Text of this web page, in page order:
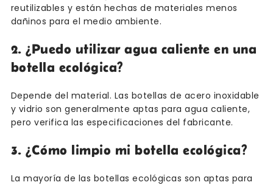
reutilizables y están hechas de materiales menos
dañinos para el medio ambiente.
2. ¿Puedo utilizar agua caliente en una
botella ecológica?
Depende del material. Las botellas de acero inoxidable
y vidrio son generalmente aptas para agua caliente,
pero verifica las especificaciones del fabricante.
3. ¿Cómo limpio mi botella ecológica?
La mayoría de las botellas ecológicas son aptas para